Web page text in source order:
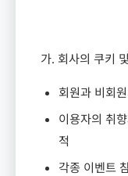
가. 회사의 쿠키
회원과 비회
이용자의 취
적
각종 이벤트